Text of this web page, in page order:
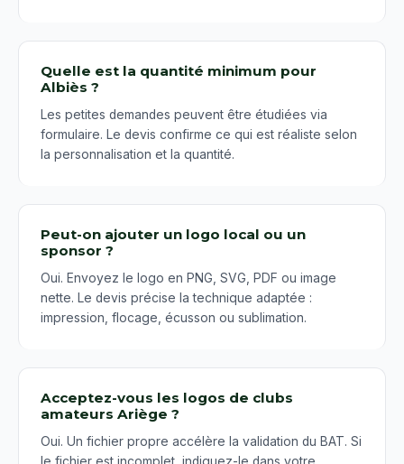
Quelle est la quantité minimum pour
Albiès ?
Les petites demandes peuvent être étudiées via
formulaire. Le devis confirme ce qui est réaliste selon
la personnalisation et la quantité.
Peut-on ajouter un logo local ou un
sponsor ?
Oui. Envoyez le logo en PNG, SVG, PDF ou image
nette. Le devis précise la technique adaptée :
impression, flocage, écusson ou sublimation.
Acceptez-vous les logos de clubs
amateurs Ariège ?
Oui. Un fichier propre accélère la validation du BAT. Si